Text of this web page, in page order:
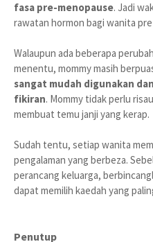
fasa pre-menopause. Jadi
rawatan hormon bagi wanita
Walaupun ada beberapa
menentu, mommy masih
sangat mudah digunakan
fikiran. Mommy tidak perlu
membuat temu janji yang kerap.
Sudah tentu, setiap wanita
pengalaman yang berbeza.
perancang keluarga,
dapat memilih kaedah yang
Penutup